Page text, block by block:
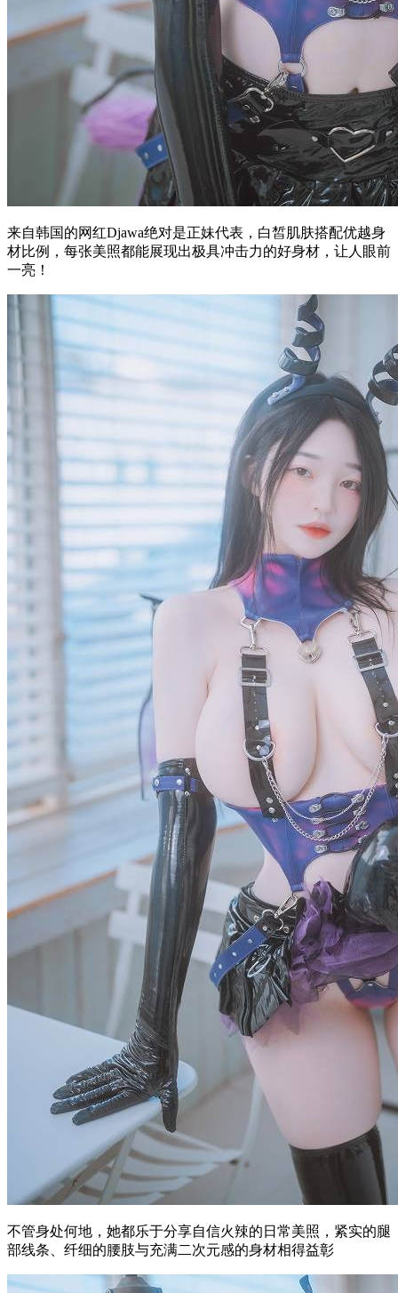
来自韩国的网红Djawa绝对是正妹代表，白皙肌肤搭配优越身
材比例，每张美照都能展现出极具冲击力的好身材，让人眼前
一亮！
不管身处何地，她都乐于分享自信火辣的日常美照，紧实的腿
部线条、纤细的腰肢与充满二次元感的身材相得益彰